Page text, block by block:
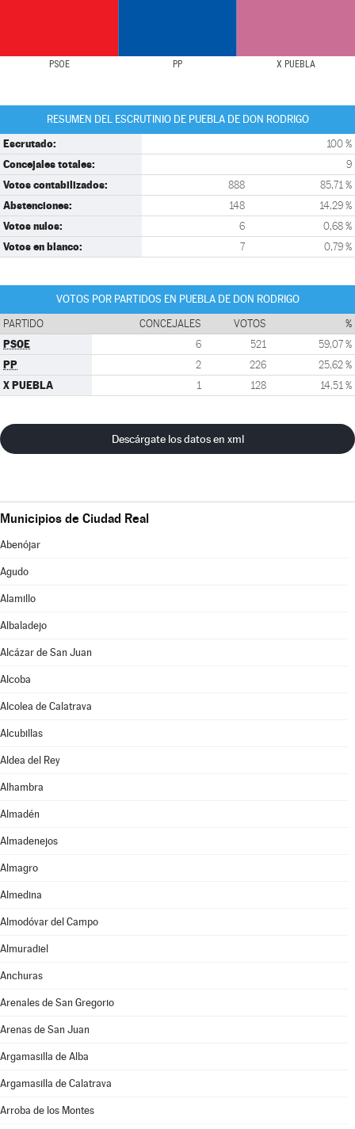
PSOE PP X PUEBLA
RESUMEN DEL ESCRUTINIO DE PUEBLA DE DON RODRIGO
Escrutado: 100 %
Concejales totales: 9
Votos contabilizados: 888 85,71 %
Abstenciones: 148 14,29 %
Votos nulos: 6 0,68 %
Votos en blanco: 7 0,79 %
VOTOS POR PARTIDOS EN PUEBLA DE DON RODRIGO
PARTIDO CONCEJALES VOTOS %
PSOE 6 521 59,07 %
PP 2 226 25,62 %
X PUEBLA 1 128 14,51 %
Descárgate los datos en xml
Municipios de Ciudad Real
Abenójar
Agudo
Alamillo
Albaladejo
Alcázar de San Juan
Alcoba
Alcolea de Calatrava
Alcubillas
Aldea del Rey
Alhambra
Almadén
Almadenejos
Almagro
Almedina
Almodóvar del Campo
Almuradiel
Anchuras
Arenales de San Gregorio
Arenas de San Juan
Argamasilla de Alba
Argamasilla de Calatrava
Arroba de los Montes